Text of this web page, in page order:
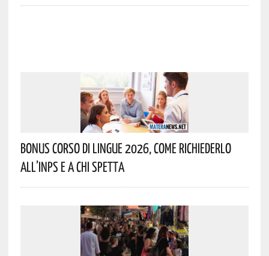
Bonus Corso Di Lingue 2026, Come Richiederlo
All’INPS E A Chi Spetta